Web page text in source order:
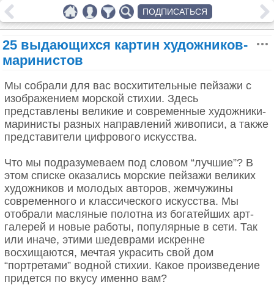
25 выдающихся картин художников-
маринистов
Мы собрали для вас восхитительные пейзажи с
изображением морской стихии. Здесь
представлены великие и современные художники-
маринисты разных направлений живописи, а также
представители цифрового искусства.
Что мы подразумеваем под словом “лучшие”? В
этом списке оказались морские пейзажи великих
художников и молодых авторов, жемчужины
современного и классического искусства. Мы
отобрали масляные полотна из богатейших арт-
галерей и новые работы, популярные в сети. Так
или иначе, этими шедеврами искренне
восхищаются, мечтая украсить свой дом
“портретами” водной стихии. Какое произведение
придется по вкусу именно вам?
ПОДПИСАТЬСЯ